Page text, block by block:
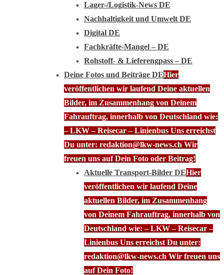
Lager-/Logistik-News DE
Nachhaltigkeit und Umwelt DE
Digital DE
Fachkräfte-Mangel – DE
Rohstoff- & Lieferengpass – DE
Deine Fotos und Beiträge DEHier
veröffentlichen wir laufend Deine aktuellen
Bilder, im Zusammenhang von Deinem
Fahrauftrag, innerhalb von Deutschland wie:
– LKW – Reisecar – Linienbus Uns erreichst
Du unter: redaktion@lkw-news.ch Wir
freuen uns auf Dein Foto oder Beitrag!
Aktuelle Transport-Bilder DEHier
veröffentlichen wir laufend Deine
aktuellen Bilder, im Zusammenhang
von Deinem Fahrauftrag, innerhalb von
Deutschland wie: – LKW – Reisecar –
Linienbus Uns erreichst Du unter:
redaktion@lkw-news.ch Wir freuen uns
auf Dein Foto!